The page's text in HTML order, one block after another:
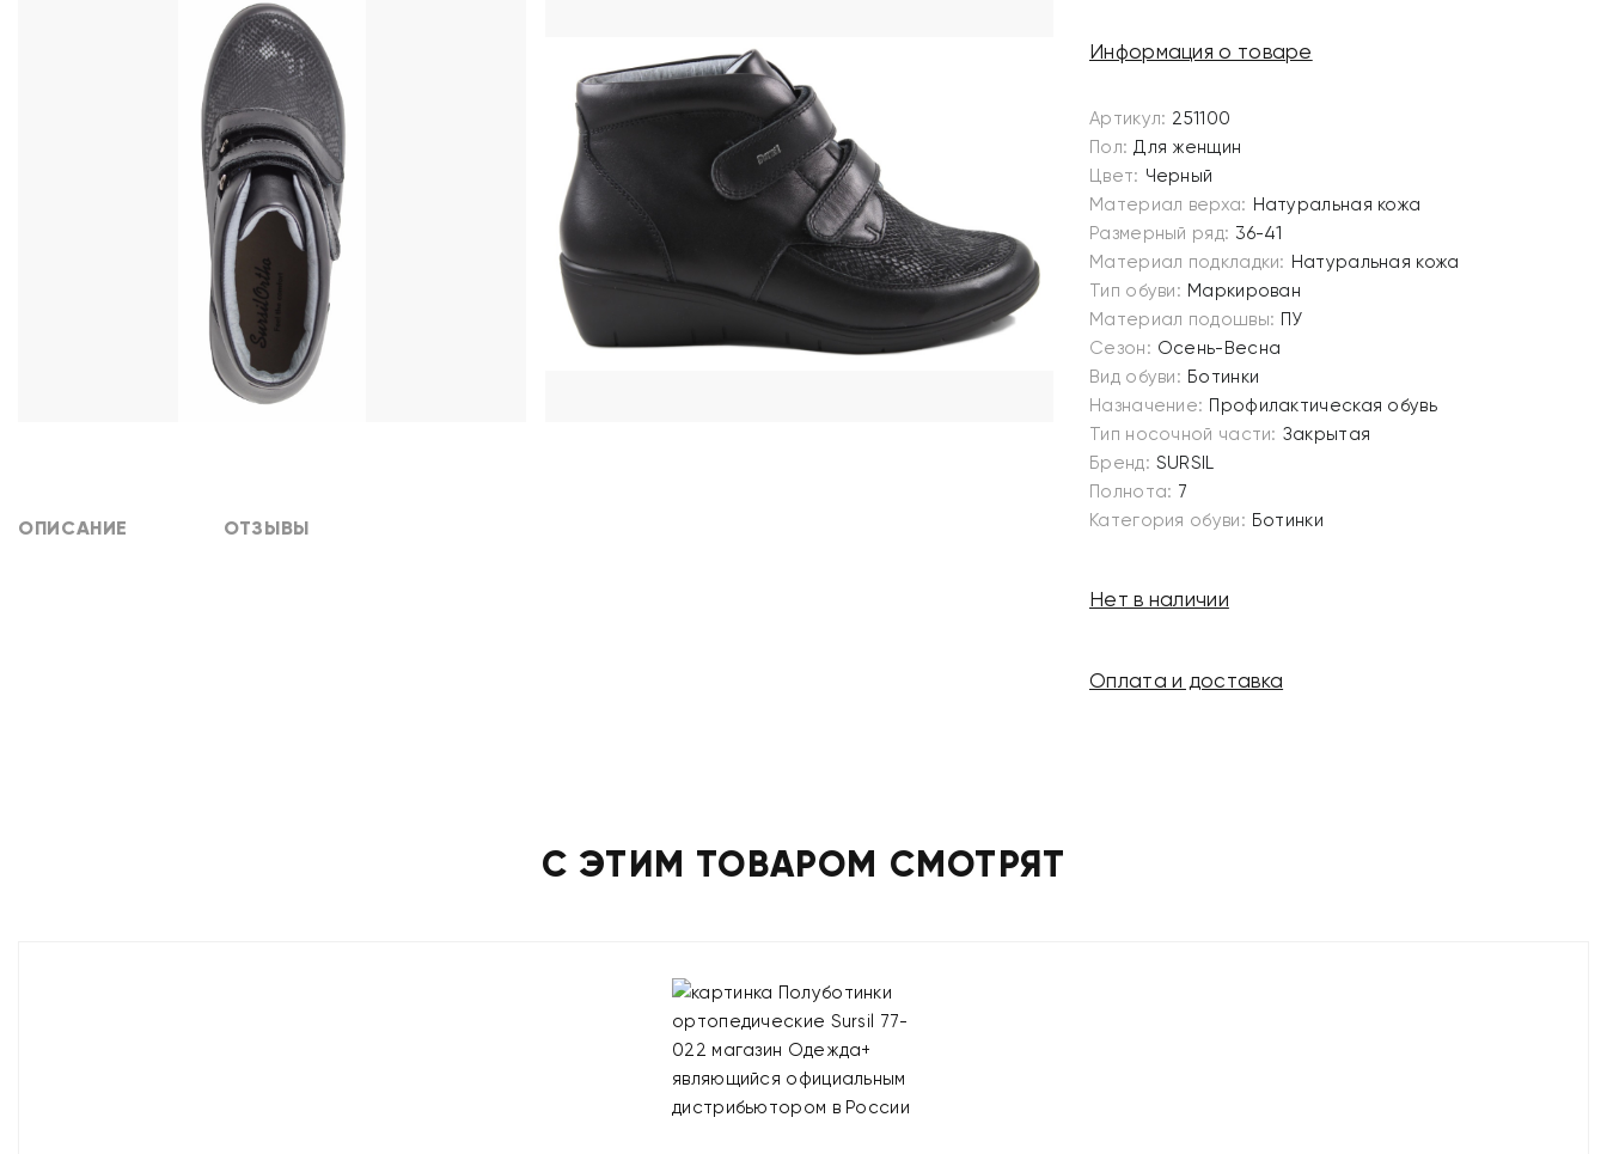
ОПИСАНИЕ ОТЗЫВЫ
Информация о товаре
Артикул: 251100
Пол: Для женщин
Цвет: Черный
Материал верха: Натуральная кожа
Размерный ряд: 36-41
Материал подкладки: Натуральная кожа
Тип обуви: Маркирован
Материал подошвы: ПУ
Сезон: Осень-Весна
Вид обуви: Ботинки
Назначение: Профилактическая обувь
Тип носочной части: Закрытая
Бренд: SURSIL
Полнота: 7
Категория обуви: Ботинки
Нет в наличии
Оплата и доставка
С ЭТИМ ТОВАРОМ СМОТРЯТ